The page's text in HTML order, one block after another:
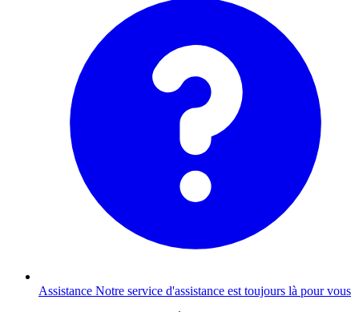
Assistance Notre service d'assistance est toujours là pour vous